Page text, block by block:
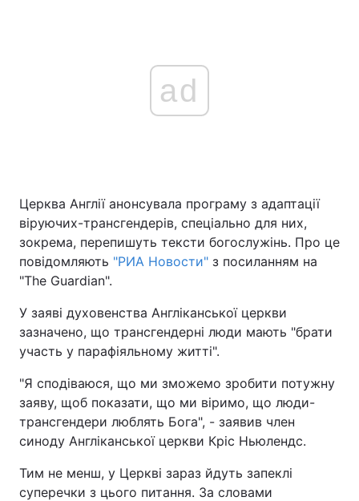
ad
Церква Англії анонсувала програму з адаптації
віруючих-трансгендерів, спеціально для них,
зокрема, перепишуть тексти богослужінь. Про це
повідомляють "РИА Новости" з посиланням на
"The Guardian".
У заяві духовенства Англіканської церкви
зазначено, що трансгендерні люди мають "брати
участь у парафіяльному житті".
"Я сподіваюся, що ми зможемо зробити потужну
заяву, щоб показати, що ми віримо, що люди-
трансгендери люблять Бога", - заявив член
синоду Англіканської церкви Кріс Ньюлендс.
Тим не менш, у Церкві зараз йдуть запеклі
суперечки з цього питання. За словами